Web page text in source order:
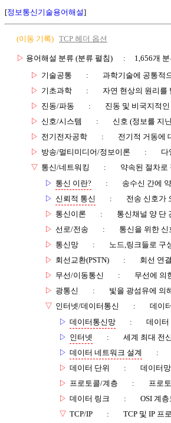
[정보통신기술용어해설]
(이동 기록) TCP 헤더 옵션
▷ 용어해설 분류 (분류 펼침)
: 1,656개 분
▷ 기술공통 :
과학기술에 공통적
▷ 기초과학 :
자연 현상의 원리를
▷ 진동/파동 :
진동 및 비국지적
▷ 신호/시스템 :
신호 (정보를 지
▷ 전기전자공학 :
전기적 거동에
▷ 방송/멀티미디어/정보이론 :
다
▽ 통신/네트워킹 :
약속된 절차로
▷ 통신 이란? :
송수신 간에
▷ 신뢰적 통신 :
전송 신호가
▷ 통신이론 :
통신채널 양 단
▷ 선로/전송 :
통신을 위한
▷ 통신망 :
노드,링크들로 구
▷ 회선교환(PSTN) :
회선 연
▷ 무선/이동통신 :
무선에 의
▷ 광통신 :
빛을 광섬유에 의
▽ 인터넷/데이터통신 :
데이
▷ 데이터통신망 :
데이터
▷ 인터넷 :
세계 최대 전
▷ 데이터 네트워크 설계 :
▷ 데이터 단위 :
데이터
▷ 프로토콜/계층 :
프로
▷ 데이터 링크 :
OSI 계
▽ TCP/IP :
TCP 및 IP 프